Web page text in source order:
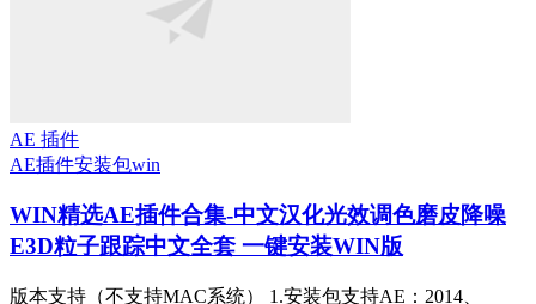
AE 插件
AE插件安装包win
WIN精选AE插件合集-中文汉化光效调色磨皮降噪
E3D粒子跟踪中文全套 一键安装WIN版
版本支持（不支持MAC系统） 1.安装包支持AE：2014、